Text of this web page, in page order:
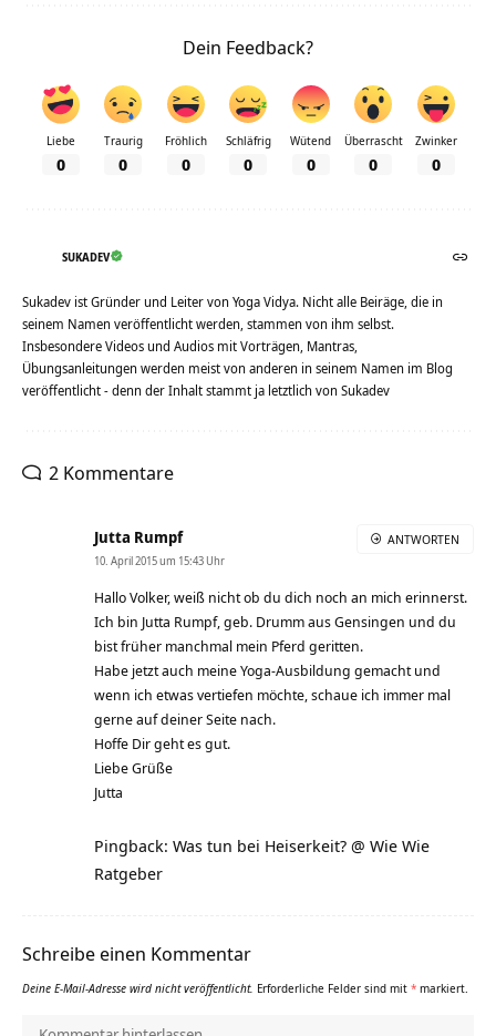
Dein Feedback?
Liebe
0
Traurig
0
Fröhlich
0
Schläfrig
0
Wütend
0
Überrascht
0
Zwinker
0
SUKADEV
Sukadev ist Gründer und Leiter von Yoga Vidya. Nicht alle Beiräge, die in
seinem Namen veröffentlicht werden, stammen von ihm selbst.
Insbesondere Videos und Audios mit Vorträgen, Mantras,
Übungsanleitungen werden meist von anderen in seinem Namen im Blog
veröffentlicht - denn der Inhalt stammt ja letztlich von Sukadev
2 Kommentare
Jutta Rumpf
10. April 2015 um 15:43 Uhr
Hallo Volker, weiß nicht ob du dich noch an mich erinnerst.
Ich bin Jutta Rumpf, geb. Drumm aus Gensingen und du
bist früher manchmal mein Pferd geritten.
Habe jetzt auch meine Yoga-Ausbildung gemacht und
wenn ich etwas vertiefen möchte, schaue ich immer mal
gerne auf deiner Seite nach.
Hoffe Dir geht es gut.
Liebe Grüße
Jutta
ANTWORTEN
Pingback: Was tun bei Heiserkeit? @ Wie Wie
Ratgeber
Schreibe einen Kommentar
Deine E-Mail-Adresse wird nicht veröffentlicht. Erforderliche Felder sind mit * markiert.